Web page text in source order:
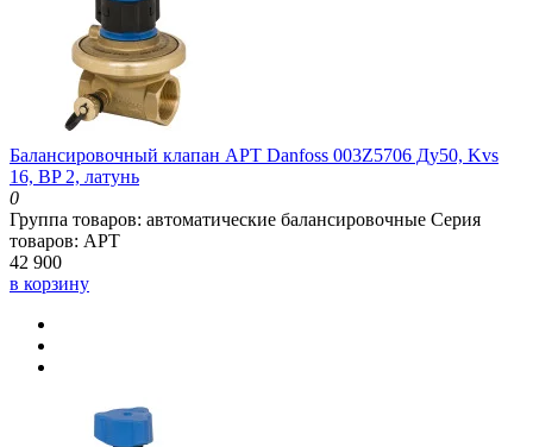
Балансировочный клапан APT Danfoss 003Z5706 Ду50, Kvs
16, BP 2, латунь
0
Группа товаров: автоматические балансировочные Серия
товаров: APT
42 900
в корзину